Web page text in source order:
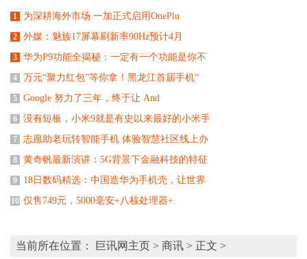
1 为深耕海外市场 一加正式启用OnePlu
2 外媒：魅族17屏幕刷新率90Hz预计4月
3 华为P9功能全揭秘：一定有一个功能是你不
4 万元“聚力红包”等你拿！黑龙江首届手机“
5 Google 努力了三年，终于让 And
6 没有短板，小米9就是有史以来最好的小米手
7 志愿助老玩转智能手机 体验智慧社区线上办
8 黄奇帆最新演讲：5G背景下金融科技的特征
9 18日数码精选：中国造华为手机壳，让世界
10 仅售749元，5000毫安+八核处理器+
当前所在位置： 巨讯网主页 > 商讯 > 正文 >